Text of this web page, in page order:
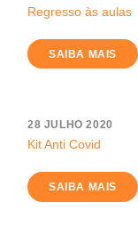
Regresso às aulas
SAIBA MAIS
28 JULHO 2020
Kit Anti Covid
SAIBA MAIS